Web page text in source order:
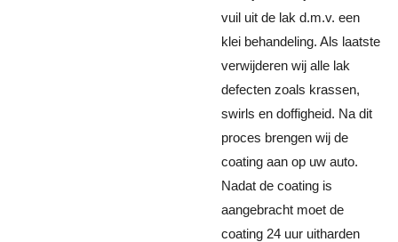
vuil uit de lak d.m.v. een
klei behandeling. Als laatste
verwijderen wij alle lak
defecten zoals krassen,
swirls en doffigheid. Na dit
proces brengen wij de
coating aan op uw auto.
Nadat de coating is
aangebracht moet de
coating 24 uur uitharden